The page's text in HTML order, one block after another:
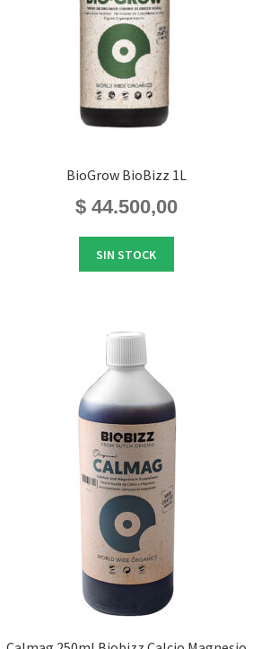
BioGrow BioBizz 1L
$44.500,00
SIN STOCK